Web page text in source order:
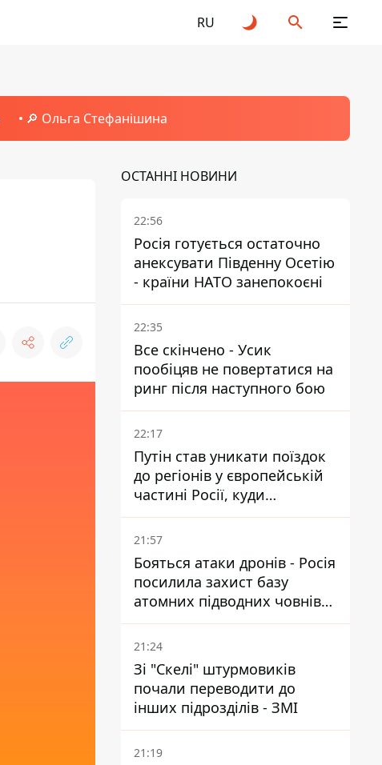
RU
🔎 Ольга Стефанішина
ОСТАННІ НОВИНИ
22:56
Росія готується остаточно
анексувати Південну Осетію
- країни НАТО занепокоєні
22:35
Все скінчено - Усик
пообіцяв не повертатися на
ринг після наступного бою
22:17
Путін став уникати поїздок
до регіонів у європейській
частині Росії, куди
регулярно долітають дрони
21:57
Бояться атаки дронів - Росія
посилила захист базу
атомних підводних човнів
за 7400 км від України
21:24
Зі "Скелі" штурмовиків
почали переводити до
інших підрозділів - ЗМІ
21:19